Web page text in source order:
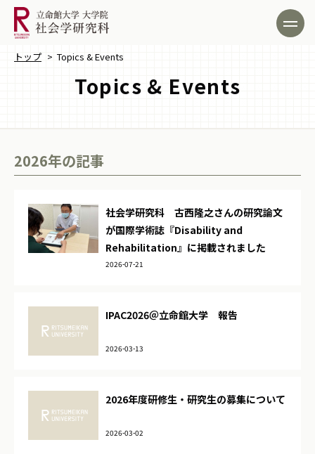
トップ > Topics & Events
Topics & Events
2026年の記事
社会学研究科 古西隆之さんの研究論文
が国際学術誌『Disability and
Rehabilitation』に掲載されました
2026-07-21
IPAC2026＠立命館大学 報告
2026-03-13
2026年度研修生・研究生の募集について
2026-03-02